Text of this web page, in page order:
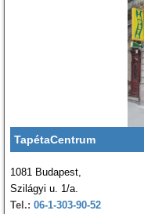
TapétaCentrum
1081 Budapest,
Szilágyi u. 1/a.
Tel.: 06-1-303-90-52